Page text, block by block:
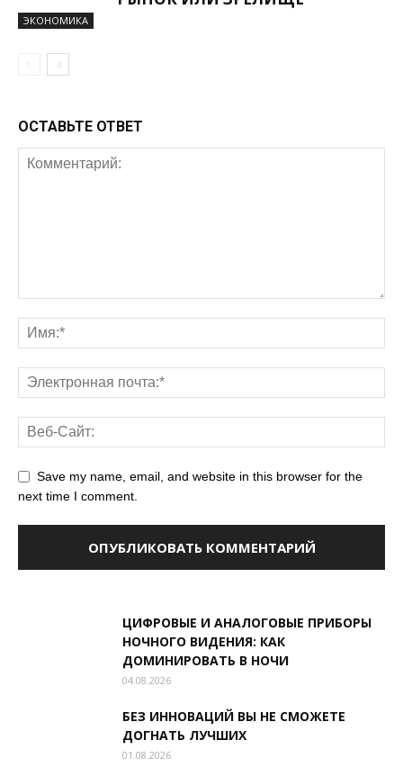
ЭКОНОМИКА
ОСТАВЬТЕ ОТВЕТ
Save my name, email, and website in this browser for the
next time I comment.
ЦИФРОВЫЕ И АНАЛОГОВЫЕ ПРИБОРЫ
НОЧНОГО ВИДЕНИЯ: КАК
ДОМИНИРОВАТЬ В НОЧИ
04.08.2026
БЕЗ ИННОВАЦИЙ ВЫ НЕ СМОЖЕТЕ
ДОГНАТЬ ЛУЧШИХ
01.08.2026